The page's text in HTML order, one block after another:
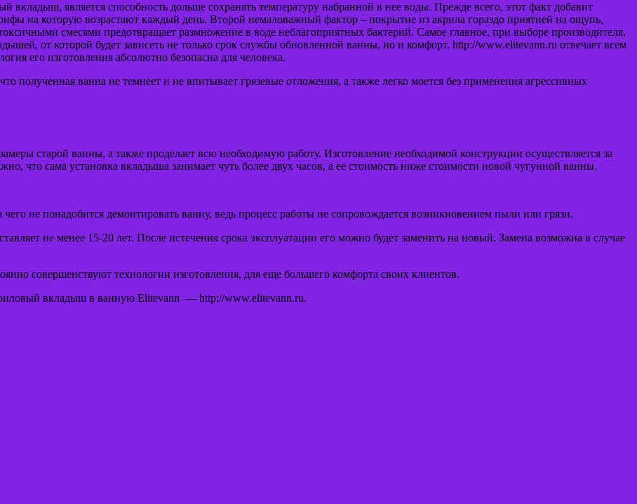
вкладыш, является способность дольше сохранять температуру набранной в нее воды. Прежде всего, этот факт добавит
на которую возрастают каждый день. Второй немаловажный фактор – покрытие из акрила гораздо приятней на ощупь,
смесями предотвращает размножение в воде неблагоприятных бактерий. Самое главное, при выборе производителя,
от которой будет зависеть не только срок службы обновленной ванны, но и комфорт. http://www.elitevann.ru отвечает всем
его изготовления абсолютно безопасна для человека.
ванна не темнеет и не впитывает грязевые отложения, а также легко моется без применения агрессивных
старой ванны, а также проделает всю необходимую работу. Изготовление необходимой конструкции осуществляется за
что сама установка вкладыша занимает чуть более двух часов, а ее стоимость ниже стоимости новой чугунной ванны.
не понадобится демонтировать ванну, ведь процесс работы не сопровождается возникновением пыли или грязи.
не менее 15-20 лет. После истечения срока эксплуатации его можно будет заменить на новый. Замена возможна в случае
совершенствуют технологии изготовления, для еще большего комфорта своих клиентов.
вкладыш в ванную Elitevann — http://www.elitevann.ru.